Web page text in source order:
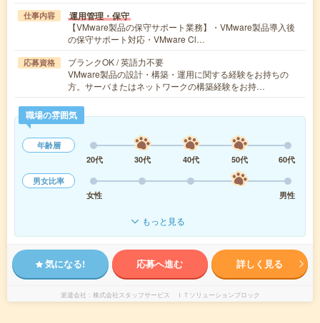
仕事内容 運用管理・保守
【VMware製品の保守サポート業務】・VMware製品導入後
の保守サポート対応・VMware Cl…
応募資格
ブランクOK / 英語力不要
VMware製品の設計・構築・運用に関する経験をお持ちの
方。サーバまたはネットワークの構築経験をお持…
職場の雰囲気
年齢層
20代
30代 40代 50代
60代
男女比率
女性
男性
もっと見る
気になる! 応募へ進む 詳しく見る
派遣会社 株式会社スタッフサービス ＩＴソリューションブロック